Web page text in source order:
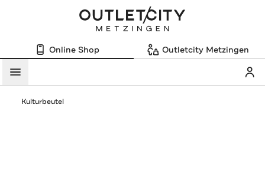
Online Shop Outletcity Metzingen
Menü
Kulturbeutel